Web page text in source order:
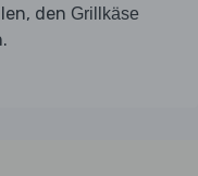
den Grillkäse